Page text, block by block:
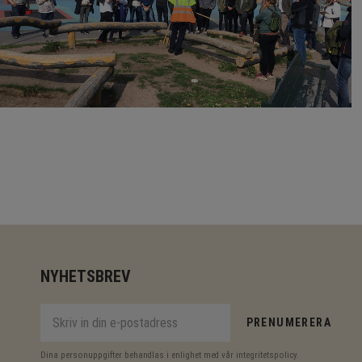
NYHETSBREV
PRENUMERERA
Dina personuppgifter behandlas i enlighet med vår integritetspolicy.